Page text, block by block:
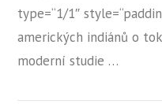
type=“1/1″
amerických indiánů o
moderní studie …